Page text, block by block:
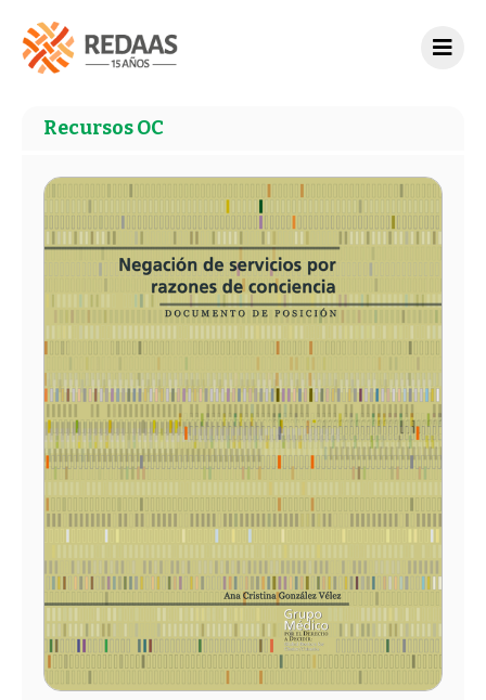
Recursos OC